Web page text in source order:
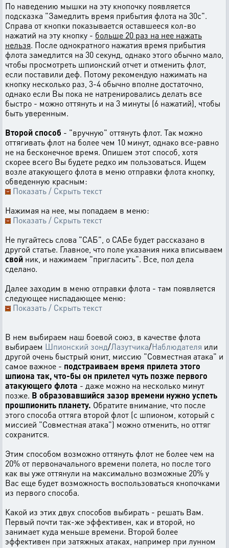
По наведению мышки на эту кнопочку появляется
подсказка "Замедлить время прибытия флота на 30с".
Справа от кнопки показывается оставшееся кол-во
нажатий на эту кнопку - больше 20 раз на нее нажать
нельзя. После однократного нажатия время прибытия
флота замедлится на 30 секунд, однако этого обычно мало,
чтобы просмотреть шпионский отчет и отменить флот,
если поставили деф. Потому рекомендую нажимать на
кнопку несколько раз, 3-4 обычно вполне достаточно,
однако если Вы пока не натренировались делать все
быстро - можно оттянуть и на 3 минуты (6 нажатий), чтобы
быть уверенным.
Второй способ - "вручную" оттянуть флот. Так можно
оттягивать флот на более чем 10 минут, однако все-равно
не на бесконечное время. Опишем этот способ, хотя
скорее всего Вы будете редко им пользоваться. Ищем
возле атакующего флота в меню отправки флота кнопку,
обведенную красным:
Показать / Скрыть текст
Нажимая на нее, мы попадаем в меню:
Показать / Скрыть текст
Не пугайтесь слова "САБ", о САБе будет рассказано в
другой статье. Главное, что поле указания ника вписываем
свой ник, и нажимаем "пригласить". Все, пол дела
сделано.
Далее заходим в меню отправки флота - там появляется
следующее ниспадающее меню:
Показать / Скрыть текст
В нем выбираем наш боевой союз, в качестве флота
выбираем Шпионский зонд/Лазутчика/Наблюдателя или
другой очень быстрый юнит, миссию "Совместная атака" и
самое важное - подстраиваем время прилета этого
шпиона так, что-бы он прилетел чуть позже первого
атакующего флота - даже можно на несколько минут
позже. В образовавшийся зазор времени нужно успеть
прошпионить планету. Обратите внимание, что после
этого способа оттяга второй флот (с шпионом, который с
миссией "Совместная атака") можно отменить, но оттяг
сохранится.
Этим способом возможно оттянуть флот не более чем на
20% от первоначального времени полета, но после того
как вы уже оттянули на максимально возможные 20% у
Вас еще будет возможность воспользоваться кнопочками
из первого способа.
Какой из этих двух способов выбирать - решать Вам.
Первый почти так-же эффективен, как и второй, но
занимает куда меньше времени. Второй более
эффективен при затяжных атаках, например при лунном